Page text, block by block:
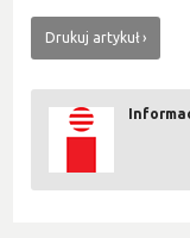
Drukuj artykuł